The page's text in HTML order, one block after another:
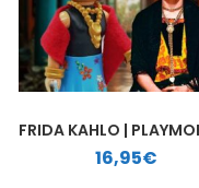
16,95€